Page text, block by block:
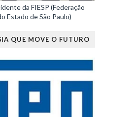
da FIESP (Federação
Estado de São Paulo)
QUE MOVE O FUTURO